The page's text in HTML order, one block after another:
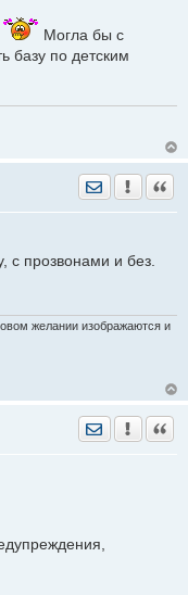
Могла бы с
базу по детским
Отправить
с прозвонами и без.
желании изображаются и
Отправить